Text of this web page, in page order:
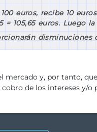
euros, recibe 10
105,65 euros. Luego
disminuciones
mercado y, por tanto,
de los intereses y/